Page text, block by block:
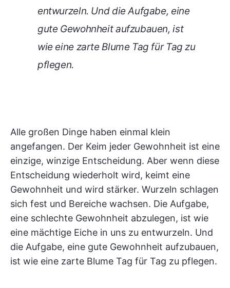
entwurzeln. Und die Aufgabe, eine
gute Gewohnheit aufzubauen, ist
wie eine zarte Blume Tag für Tag zu
pflegen.
Alle großen Dinge haben einmal klein
angefangen. Der Keim jeder Gewohnheit ist eine
einzige, winzige Entscheidung. Aber wenn diese
Entscheidung wiederholt wird, keimt eine
Gewohnheit und wird stärker. Wurzeln schlagen
sich fest und Bereiche wachsen. Die Aufgabe,
eine schlechte Gewohnheit abzulegen, ist wie
eine mächtige Eiche in uns zu entwurzeln. Und
die Aufgabe, eine gute Gewohnheit aufzubauen,
ist wie eine zarte Blume Tag für Tag zu pflegen.